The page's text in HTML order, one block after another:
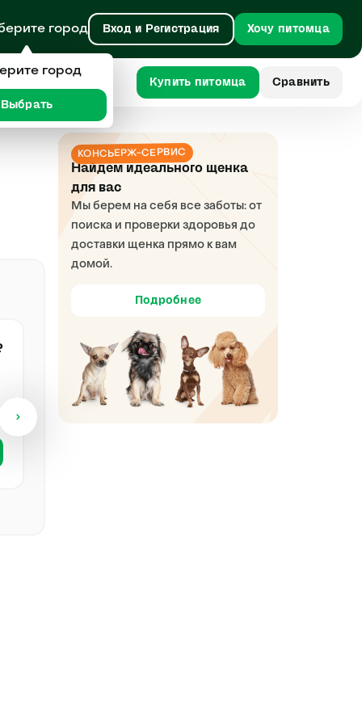
город Вход и Регистрация Хочу питомца
Купить питомца Сравнить
КОНСЬЕРЖ-СЕРВИС
Найдем идеального щенка
для вас
Мы берем на себя все заботы: от
поиска и проверки здоровья до
доставки щенка прямо к вам
домой.
Подробнее
Дизель
Кане-корсо
3 года, 7 месяцев
город
Выбрать